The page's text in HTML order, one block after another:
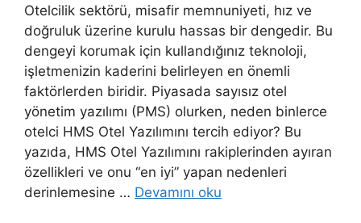
Otelcilik sektörü, misafir memnuniyeti, hız ve
doğruluk üzerine kurulu hassas bir dengedir. Bu
dengeyi korumak için kullandığınız teknoloji,
işletmenizin kaderini belirleyen en önemli
faktörlerden biridir. Piyasada sayısız otel
yönetim yazılımı (PMS) olurken, neden binlerce
otelci HMS Otel Yazılımını tercih ediyor? Bu
yazıda, HMS Otel Yazılımını rakiplerinden ayıran
özellikleri ve onu “en iyi” yapan nedenleri
derinlemesine … Devamını oku